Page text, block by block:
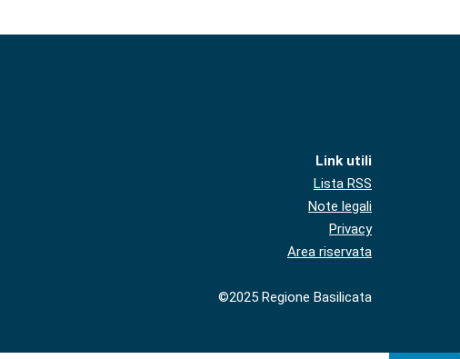
Link utili
Lista RSS
Note legali
Privacy
Area riservata
©2025 Regione Basilicata